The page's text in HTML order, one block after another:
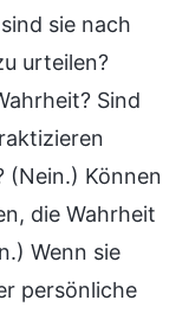
sie nach
urteilen?
Sind
(Nein.) Können
die Wahrheit
Wenn sie
persönliche